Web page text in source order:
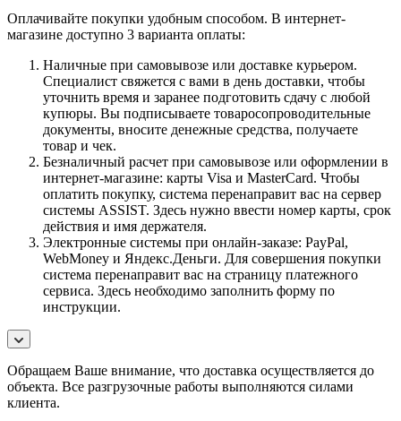
Оплачивайте покупки удобным способом. В интернет-
магазине доступно 3 варианта оплаты:
Наличные при самовывозе или доставке курьером.
Специалист свяжется с вами в день доставки, чтобы
уточнить время и заранее подготовить сдачу с любой
купюры. Вы подписываете товаросопроводительные
документы, вносите денежные средства, получаете
товар и чек.
Безналичный расчет при самовывозе или оформлении в
интернет-магазине: карты Visa и MasterCard. Чтобы
оплатить покупку, система перенаправит вас на сервер
системы ASSIST. Здесь нужно ввести номер карты, срок
действия и имя держателя.
Электронные системы при онлайн-заказе: PayPal,
WebMoney и Яндекс.Деньги. Для совершения покупки
система перенаправит вас на страницу платежного
сервиса. Здесь необходимо заполнить форму по
инструкции.
Обращаем Ваше внимание, что доставка осуществляется до
объекта. Все разгрузочные работы выполняются силами
клиента.